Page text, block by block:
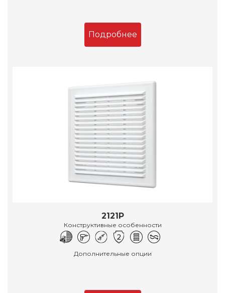
Подробнее
2121Р
Конструктивные особенности
Дополнительные опции